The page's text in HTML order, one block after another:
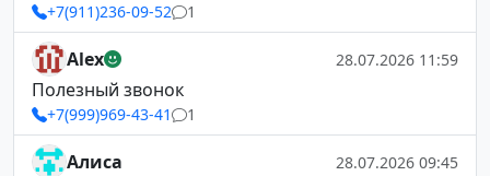
+7(911)236-09-52 1
Alex 28.07.2026 11:59
Полезный звонок
+7(999)969-43-41 1
Алиса 28.07.2026 09:45